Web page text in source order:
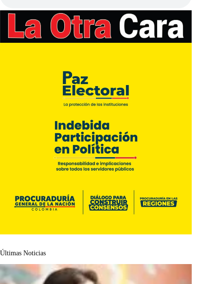
Últimas Noticias